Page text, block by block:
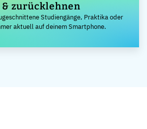
zurücklehnen
Studiengänge, Praktika oder
aktuell auf deinem Smartphone.